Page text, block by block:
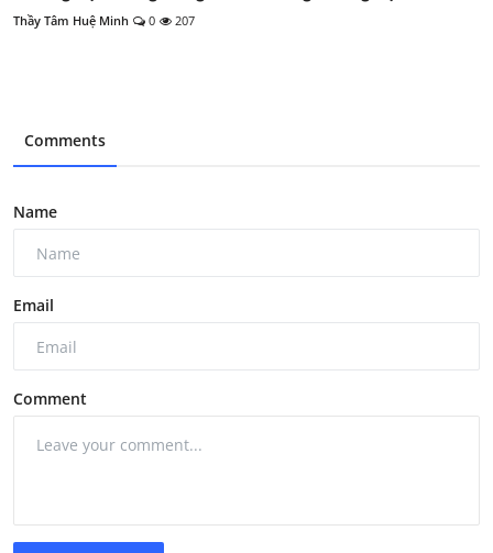
Thầy Tâm Huệ Minh 0 207
Comments
Name
Email
Comment